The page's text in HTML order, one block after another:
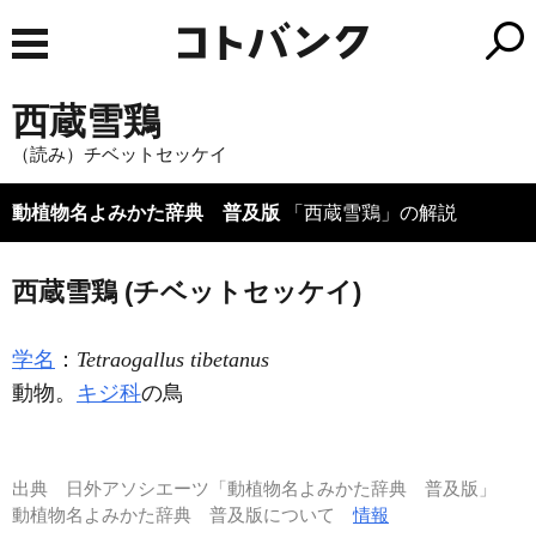
西蔵雪鶏
（読み）チベットセッケイ
動植物名よみかた辞典 普及版 「西蔵雪鶏」の解説
西蔵雪鶏 (チベットセッケイ)
学名 ： Tetraogallus tibetanus
動物。 キジ科の鳥
出典
日外アソシエーツ「動植物名よみかた辞典 普及版」
動植物名よみかた辞典 普及版について情報